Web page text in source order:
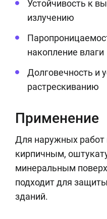
Устойчивость к
излучению
накопление влаги
Долговечность и
растрескиванию
Применение
Для наружных работ
кирпичным,
минеральным
подходит для
зданий.